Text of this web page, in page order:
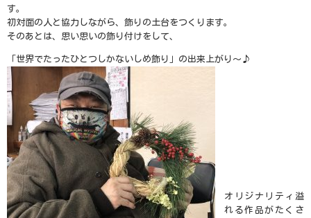
す。
初対面の人と協力しながら、飾りの土台をつくります。
そのあとは、思い思いの飾り付けをして、
「世界でたったひとつしかないしめ飾り」の出来上がり～♪
オリジナリティ溢
れる作品がたくさ